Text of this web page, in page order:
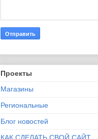
Проекты
Магазины
Региональные
Блог новостей